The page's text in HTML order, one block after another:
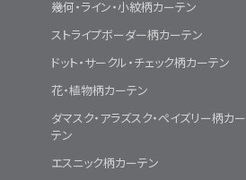
幾何・ライン・小紋柄カーテン
ストライプボーダー柄カーテン
ドット・サークル・チェック柄カーテン
花・植物柄カーテン
ダマスク・アラズスク・ペイズリー柄カー
テン
エスニック柄カーテン